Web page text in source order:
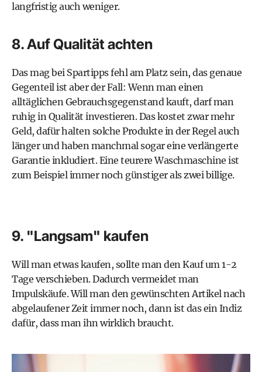
langfristig auch weniger.
8. Auf Qualität achten
Das mag bei Spartippsfehl am Platz sein, das genaue
Gegenteil ist aber der Fall: Wenn man einen
alltäglichen Gebrauchsgegenstand kauft, darf man
ruhig in Qualität investieren. Das kostet zwar mehr
Geld, dafür halten solche Produkte in der Regel auch
länger und haben manchmal sogar eine verlängerte
Garantie inkludiert. Eine teurere Waschmaschine ist
zum Beispiel immer noch günstiger als zwei billige.
9. "Langsam" kaufen
Will man etwas kaufen, sollte man den Kauf um 1-2
Tage verschieben. Dadurch vermeidet man
Impulskäufe. Will man den gewünschten Artikel nach
abgelaufener Zeit immer noch, dann ist das ein Indiz
dafür, dass man ihn wirklich braucht.